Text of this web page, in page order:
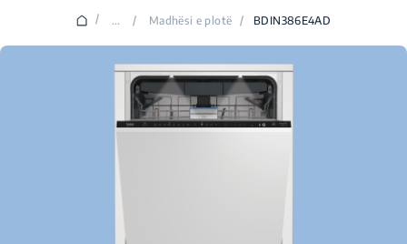
/ ... / Madhësi e plotë / BDIN386E4AD